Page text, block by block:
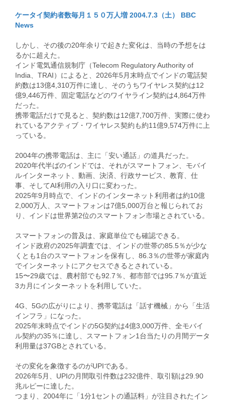
ケータイ契約者数毎月１５０万人増 2004.7.3（土） BBC
News
しかし、その後の20年余りで起きた変化は、当時の予想をは
るかに超えた。
インド電気通信規制庁（Telecom Regulatory Authority of
India、TRAI）によると、2026年5月末時点でインドの電話契
約数は13億4,310万件に達し、そのうちワイヤレス契約は12
億9,446万件、固定電話などのワイヤライン契約は4,864万件
だった。
携帯電話だけで見ると、契約数は12億7,700万件、実際に使わ
れているアクティブ・ワイヤレス契約も約11億9,574万件に上
っている。
2004年の携帯電話は、主に「安い通話」の道具だった。
2020年代半ばのインドでは、それがスマートフォン、モバイ
ルインターネット、動画、決済、行政サービス、教育、仕
事、そしてAI利用の入り口に変わった。
2025年9月時点で、インドのインターネット利用者は約10億
2,000万人、スマートフォンは7億5,000万台と報じられてお
り、インドは世界第2位のスマートフォン市場とされている。
スマートフォンの普及は、家庭単位でも確認できる。
インド政府の2025年調査では、インドの世帯の85.5％が少な
くとも1台のスマートフォンを保有し、86.3％の世帯が家庭内
でインターネットにアクセスできるとされている。
15〜29歳では、農村部でも92.7％、都市部では95.7％が直近
3カ月にインターネットを利用していた。
4G、5Gの広がりにより、携帯電話は「話す機械」から「生活
インフラ」になった。
2025年末時点でインドの5G契約は4億3,000万件、全モバイ
ル契約の35％に達し、スマートフォン1台当たりの月間データ
利用量は37GBとされている。
その変化を象徴するのがUPIである。
2026年5月、UPIの月間取引件数は232億件、取引額は29.90
兆ルピーに達した。
つまり、2004年に「1分1セントの通話料」が注目されたイン